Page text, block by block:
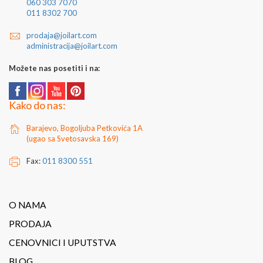
060 303 7070
011 8302 700
prodaja@joilart.com
administracija@joilart.com
Možete nas posetiti i na:
Kako do nas:
Barajevo, Bogoljuba Petkovića 1A
(ugao sa Svetosavska 169)
Fax:011 8300 551
O NAMA
PRODAJA
CENOVNICI I UPUTSTVA